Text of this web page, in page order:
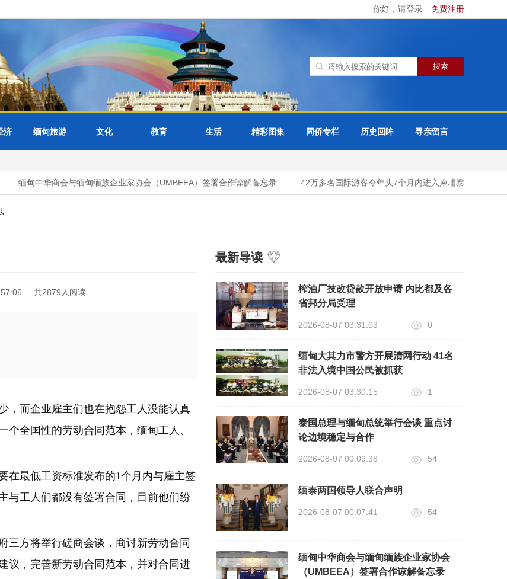
你好，请登录 免费注册
济 缅甸旅游 文化 教育 生活 精彩图集 同侨专栏 历史回眸 寻亲留言
缅甸中华商会与缅甸缅族企业家协会（UMBEEA）签署合作谅解备忘录 42万多名国际游客今年头7个月内进入柬埔寨吴哥窟考古公
共2879人阅读
，而企业雇主们也在抱怨工人没能认真
全国性的劳动合同范本，缅甸工人、
在最低工资标准发布的1个月内与雇主签
与工人们都没有签署合同，目前他们纷
三方将举行磋商会谈，商讨新劳动合同
议，完善新劳动合同范本，并对合同进
最新导读
榨油厂技改贷款开放申请 内比都及各
省邦分局受理
2026-08-07 03:31:03 0
缅甸大其力市警方开展清网行动 41名
非法入境中国公民被抓获
2026-08-07 03:30:15 1
泰国总理与缅甸总统举行会谈 重点讨
论边境稳定与合作
2026-08-07 00:09:38 54
缅泰两国领导人联合声明
2026-08-07 00:07:41 54
缅甸中华商会与缅甸缅族企业家协会
（UMBEEA）签署合作谅解备忘录